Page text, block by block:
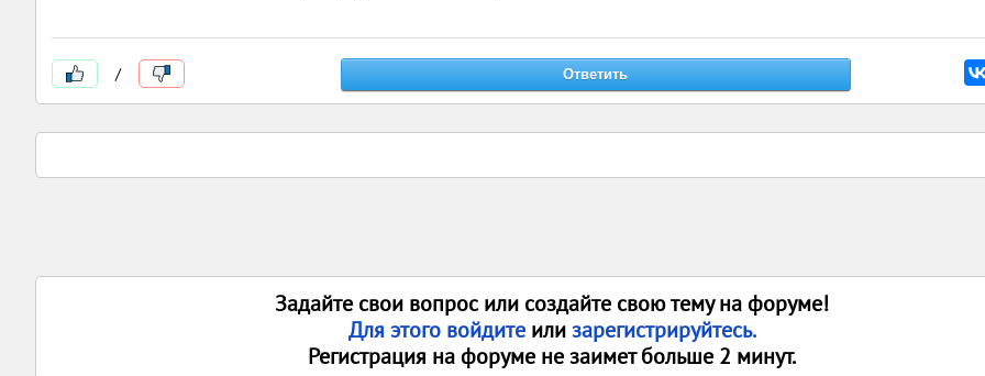
/
Задайте свои вопрос или создайте свою тему на форуме!
Для этого войдите илизарегистрируйтесь.
Регистрация на форуме не заимет больше 2 минут.